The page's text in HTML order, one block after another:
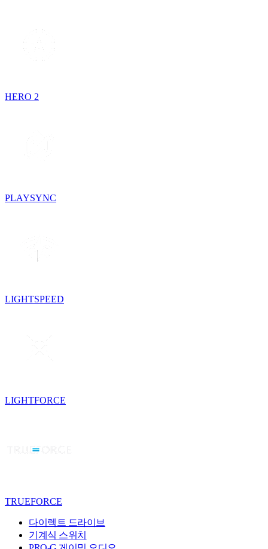
HERO 2
PLAYSYNC
LIGHTSPEED
LIGHTFORCE
TRUEFORCE
다이렉트 드라이브
기계식 스위치